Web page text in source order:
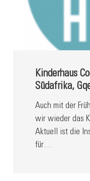
Kinderhaus
Südafrika,
Auch mit der
wir wieder das
Aktuell ist die
für…